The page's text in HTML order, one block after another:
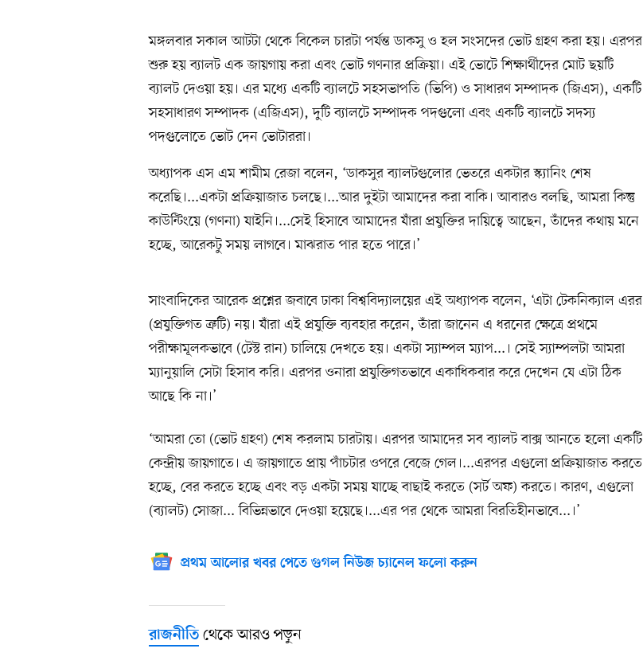
মঙ্গলবার সকাল আটটা থেকে বিকেল চারটা পর্যন্ত ডাকসু ও হল সংসদের ভোট গ্রহণ করা হয়। এরপর
শুরু হয় ব্যালট এক জায়গায় করা এবং ভোট গণনার প্রক্রিয়া। এই ভোটে শিক্ষার্থীদের মোট ছয়টি
ব্যালট দেওয়া হয়। এর মধ্যে একটি ব্যালটে সহসভাপতি (ভিপি) ও সাধারণ সম্পাদক (জিএস), একটি
সহসাধারণ সম্পাদক (এজিএস), দুটি ব্যালটে সম্পাদক পদগুলো এবং একটি ব্যালটে সদস্য
পদগুলোতে ভোট দেন ভোটাররা।
অধ্যাপক এস এম শামীম রেজা বলেন, ‘ডাকসুর ব্যালটগুলোর ভেতরে একটার স্ক্যানিং শেষ
করেছি।...একটা প্রক্রিয়াজাত চলছে।...আর দুইটা আমাদের করা বাকি। আবারও বলছি, আমরা কিন্তু
কাউন্টিংয়ে (গণনা) যাইনি।...সেই হিসাবে আমাদের যাঁরা প্রযুক্তির দায়িত্বে আছেন, তাঁদের কথায় মনে
হচ্ছে, আরেকটু সময় লাগবে। মাঝরাত পার হতে পারে।’
সাংবাদিকের আরেক প্রশ্নের জবাবে ঢাকা বিশ্ববিদ্যালয়ের এই অধ্যাপক বলেন, ‘এটা টেকনিক্যাল এরর
(প্রযুক্তিগত ত্রুটি) নয়। যাঁরা এই প্রযুক্তি ব্যবহার করেন, তাঁরা জানেন এ ধরনের ক্ষেত্রে প্রথমে
পরীক্ষামূলকভাবে (টেস্ট রান) চালিয়ে দেখতে হয়। একটা স্যাম্পল ম্যাপ...। সেই স্যাম্পলটা আমরা
ম্যানুয়ালি সেটা হিসাব করি। এরপর ওনারা প্রযুক্তিগতভাবে একাধিকবার করে দেখেন যে এটা ঠিক
আছে কি না।’
‘আমরা তো (ভোট গ্রহণ) শেষ করলাম চারটায়। এরপর আমাদের সব ব্যালট বাক্স আনতে হলো একটি
কেন্দ্রীয় জায়গাতে। এ জায়গাতে প্রায় পাঁচটার ওপরে বেজে গেল।...এরপর এগুলো প্রক্রিয়াজাত করতে
হচ্ছে, বের করতে হচ্ছে এবং বড় একটা সময় যাচ্ছে বাছাই করতে (সর্ট অফ) করতে। কারণ, এগুলো
(ব্যালট) সোজা... বিভিন্নভাবে দেওয়া হয়েছে।...এর পর থেকে আমরা বিরতিহীনভাবে...।’
প্রথম আলোর খবর পেতে গুগল নিউজ চ্যানেল ফলো করুন
রাজনীতি থেকে আরও পড়ুন